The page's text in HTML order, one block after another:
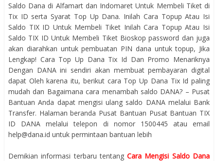
Saldo Dana di Alfamart dan Indomaret Untuk Membeli Tiket di
Tix ID serta Syarat Top Up Dana. Inilah Cara Topup Atau Isi
Saldo TIX ID Untuk Membeli Tiket Inilah Cara Topup Atau Isi
Saldo TIX ID Untuk Membeli Tiket Bioskop password dan juga
akan diarahkan untuk pembuatan PIN dana untuk topup, Jika
Lengkap! Cara Top Up Dana Tix Id Dan Promo Menariknya
Dengan DANA ini sendiri akan membuat pembayaran digital
dapat Oleh karena itu, berikut cara Top Up Dana Tix Id paling
mudah dan Bagaimana cara menambah saldo DANA? – Pusat
Bantuan Anda dapat mengisi ulang saldo DANA melalui Bank
Transfer. Halaman beranda Pusat Bantuan Pusat Bantuan TIX
ID DANA melalui telepon di nomor 1500445 atau email
help@dana.id untuk permintaan bantuan lebih
Demikian informasi terbaru tentangCara Mengisi Saldo Dana